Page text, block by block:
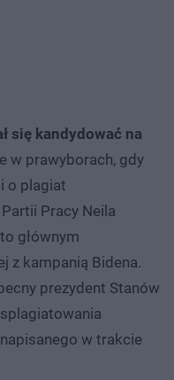
się kandydować na
w prawyborach, gdy
o plagiat
Pracy Neila
głównym
z kampanią Bidena.
prezydent Stanów
w trakcie